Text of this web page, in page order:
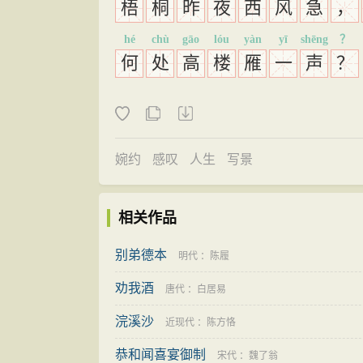
梧 桐 昨 夜 西 风 急 ，
何
hé
处
chù
高
gāo
楼
lóu
雁
yàn
一
yī
声
shēng
？
？
婉约 感叹 人生 写景
相关作品
别弟德本 明代 ： 陈履
劝我酒 唐代 ： 白居易
浣溪沙 近现代 ： 陈方恪
恭和闻喜宴御制 宋代 ： 魏了翁